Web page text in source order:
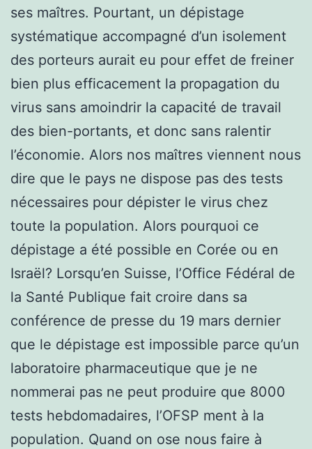
ses maîtres. Pourtant, un dépistage
systématique accompagné d’un isolement
des porteurs aurait eu pour effet de freiner
bien plus efficacement la propagation du
virus sans amoindrir la capacité de travail
des bien-portants, et donc sans ralentir
l’économie. Alors nos maîtres viennent nous
dire que le pays ne dispose pas des tests
nécessaires pour dépister le virus chez
toute la population. Alors pourquoi ce
dépistage a été possible en Corée ou en
Israël? Lorsqu’en Suisse, l’Office Fédéral de
la Santé Publique fait croire dans sa
conférence de presse du 19 mars dernier
que le dépistage est impossible parce qu’un
laboratoire pharmaceutique que je ne
nommerai pas ne peut produire que 8000
tests hebdomadaires, l’OFSP ment à la
population. Quand on ose nous faire à